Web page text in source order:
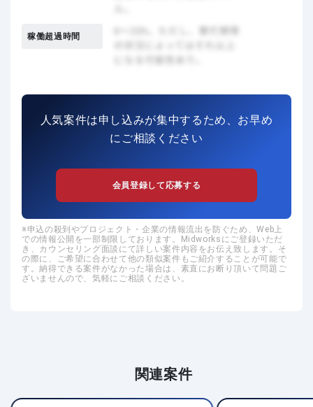
稼働超過時間
人気案件は申し込みが集中するため、お早め
にご相談ください
会員登録して応募する
申込の殺到やプロジェクト・企業の情報流出を防ぐため、Web上
での情報公開を一部制限しております。Midworksにご登録いただ
き、カウンセリング面談にて詳しい案件内容をお伝え致します。そ
の際に、ご希望に合わせて他の類似案件もご紹介することが可能で
す。納得できる案件がなかった場合は、素直にお断り頂いて問題ご
ざいませんので、気軽にご相談ください。
関連案件